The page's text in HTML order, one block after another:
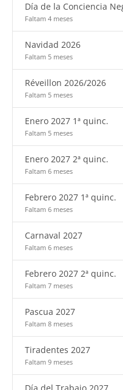
Día de la Conciencia
Faltam 4 meses
Navidad 2026
Faltam 5 meses
Réveillon 2026/2026
Faltam 5 meses
Enero 2027 1ª quinc.
Faltam 5 meses
Enero 2027 2ª quinc.
Faltam 6 meses
Febrero 2027 1ª quinc.
Faltam 6 meses
Carnaval 2027
Faltam 6 meses
Febrero 2027 2ª quinc.
Faltam 7 meses
Pascua 2027
Faltam 8 meses
Tiradentes 2027
Faltam 9 meses